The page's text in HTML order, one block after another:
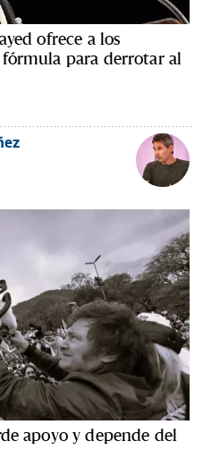
ofrece a los
fórmula para derrotar al
apoyo y depende del